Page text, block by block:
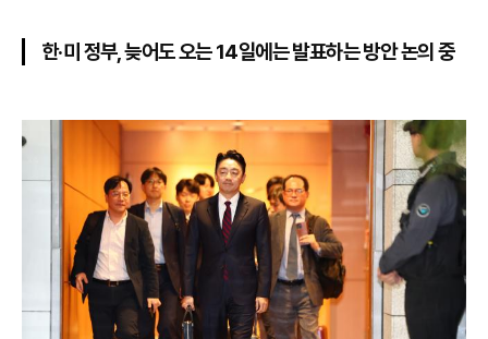
기
한·미 정부, 늦어도 오는 14일에는 발표하는 방안 논의 중